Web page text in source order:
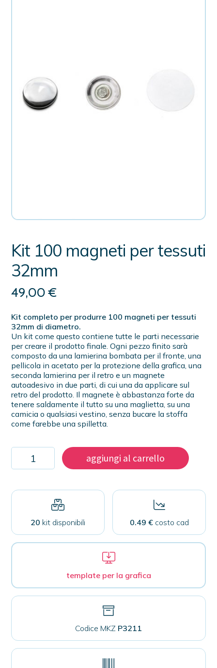
Kit 100 magneti per tessuti
32mm
49,00€
Kit completo per produrre 100 magneti per tessuti
32mm di diametro.
Un kit come questo contiene tutte le parti necessarie
per creare il prodotto finale. Ogni pezzo finito sarà
composto da una lamierina bombata per il fronte, una
pellicola in acetato per la protezione della grafica, una
seconda lamierina per il retro e un magnete
autoadesivo in due parti, di cui una da applicare sul
retro del prodotto. Il magnete è abbastanza forte da
tenere saldamente il tutto su una maglietta, su una
camicia o qualsiasi vestino, senza bucare la stoffa
come farebbe una spilletta.
Kit
magneti
tessuti
aggiungi al carrello
20 kit disponibili 0.49 €costo cad
template per la grafica
Codice MKZ P3211